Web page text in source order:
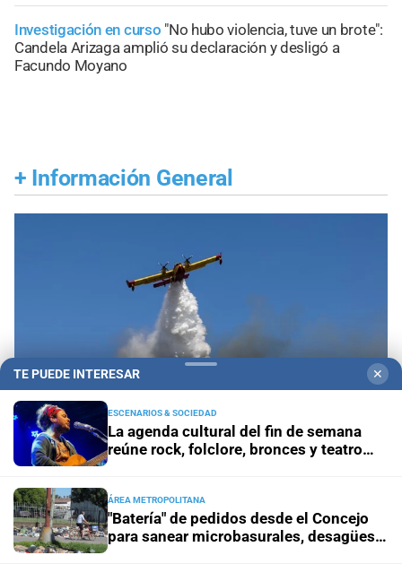
Investigación en curso "No hubo violencia, tuve un brote":
Candela Arizaga amplió su declaración y desligó a
Facundo Moyano
+ Información General
Propiedad privada y derechos
ambientales cuestionan la reforma por su posible
regresión en materia ambiental
TE PUEDE INTERESAR ✕
ESCENARIOS & SOCIEDAD
La agenda cultural del fin de semana
reúne rock, folclore, bronces y teatro
ÁREA METROPOLITANA
"Batería" de pedidos desde el Concejo
para sanear microbasurales, desagües y